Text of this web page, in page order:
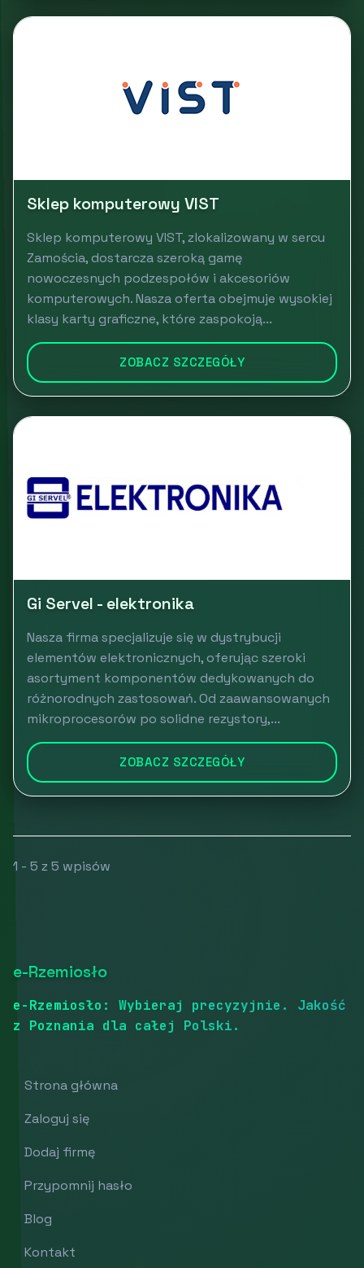
Sklep komputerowy VIST
Sklep komputerowy VIST, zlokalizowany w sercu
Zamościa, dostarcza szeroką gamę
nowoczesnych podzespołów i akcesoriów
komputerowych. Nasza oferta obejmuje wysokiej
klasy karty graficzne, które zaspokoją...
ZOBACZ SZCZEGÓŁY
Gi Servel - elektronika
Nasza firma specjalizuje się w dystrybucji
elementów elektronicznych, oferując szeroki
asortyment komponentów dedykowanych do
różnorodnych zastosowań. Od zaawansowanych
mikroprocesorów po solidne rezystory,...
ZOBACZ SZCZEGÓŁY
1 - 5 z 5 wpisów
e-Rzemiosło
e-Rzemiosło: Wybieraj precyzyjnie. Jakość
z Poznania dla całej Polski.
Strona główna
Zaloguj się
Dodaj firmę
Przypomnij hasło
Blog
Kontakt